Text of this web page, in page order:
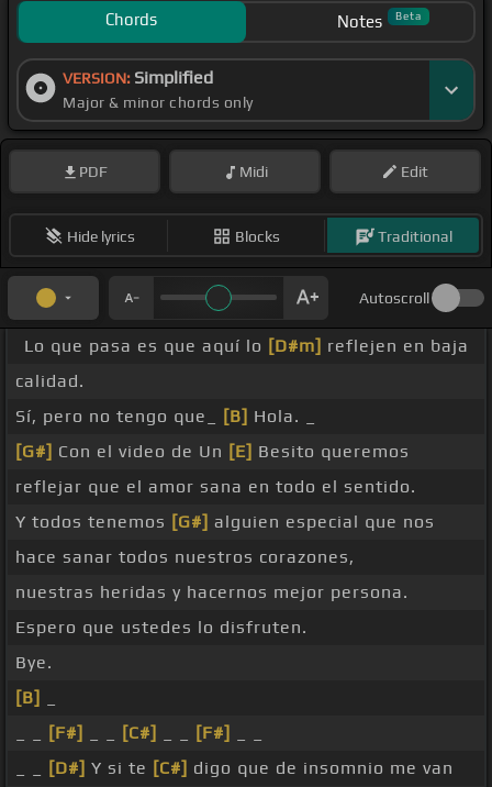
Chords Notes Beta
VERSION: Simplified
Major & minor chords only
PDF Midi Edit
Hide lyrics Blocks Traditional
Autoscroll
Lo que pasa es que aquí lo [D#m] reflejen en baja
calidad.
Sí, pero no tengo que_
[B] Hola. _
[G#] Con el video de Un [E] Besito queremos
reflejar que el amor sana en todo el sentido.
Y todos tenemos [G#] alguien especial que nos
hace sanar todos nuestros corazones,
nuestras heridas y hacernos mejor persona.
Espero que ustedes lo disfruten.
Bye.
[B]
[F#] [C#] [F#]
[D#] Y si te [C#] digo que de insomnio me van